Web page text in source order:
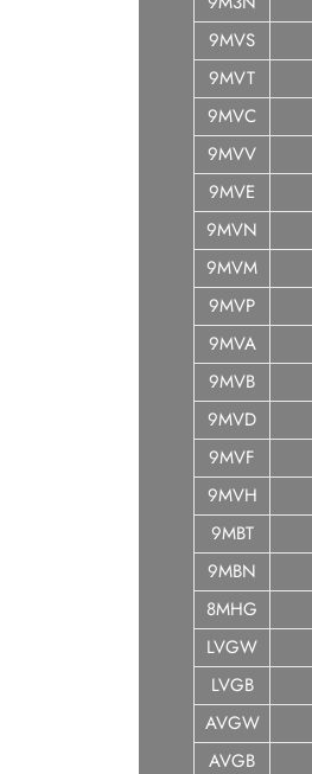
9MVS
9MVT
9MVC
9MVV
9MVE
9MVN
9MVM
9MVP
9MVA
9MVB
9MVD
9MVF
9MVH
9MBT
9MBN
8MHG
LVGW
LVGB
AVGW
AVGB